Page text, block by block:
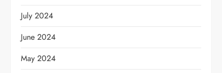
July 2024
June 2024
May 2024